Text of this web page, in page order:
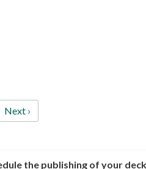
Next ›
the publishing of your